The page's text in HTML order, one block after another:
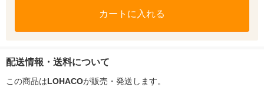
カートに入れる
配送情報・送料について
この商品はLOHACOが販売・発送します。